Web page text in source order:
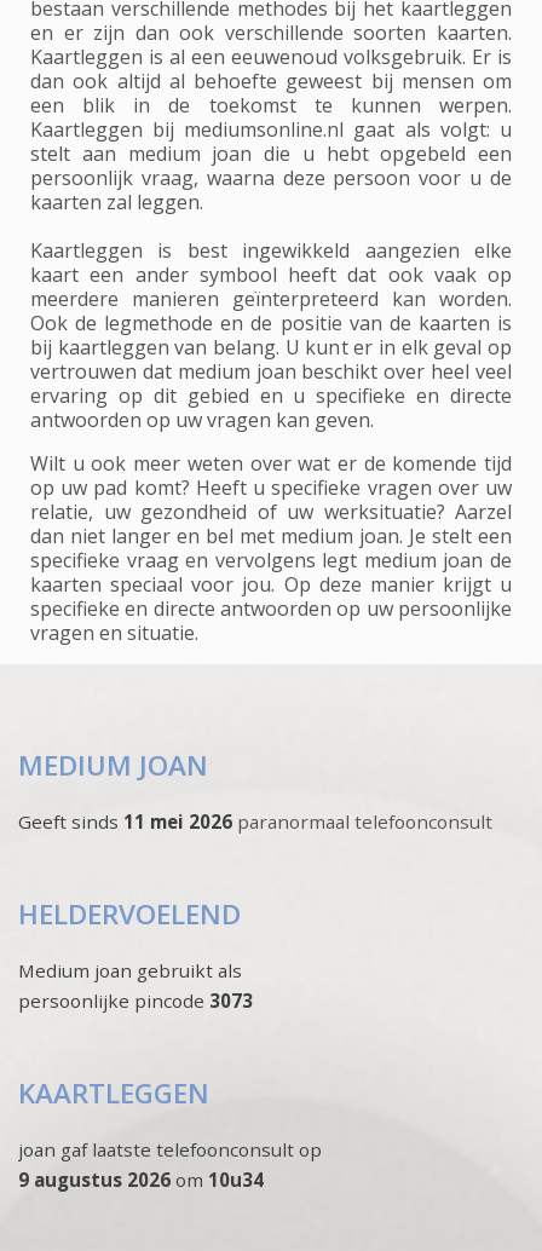
bestaan verschillende methodes bij het kaartleggen
en er zijn dan ook verschillende soorten kaarten.
Kaartleggen is al een eeuwenoud volksgebruik. Er is
dan ook altijd al behoefte geweest bij mensen om
een blik in de toekomst te kunnen werpen.
Kaartleggen bij mediumsonline.nl gaat als volgt: u
stelt aan medium joan die u hebt opgebeld een
persoonlijk vraag, waarna deze persoon voor u de
kaarten zal leggen.
Kaartleggen is best ingewikkeld aangezien elke
kaart een ander symbool heeft dat ook vaak op
meerdere manieren geïnterpreteerd kan worden.
Ook de legmethode en de positie van de kaarten is
bij kaartleggen van belang. U kunt er in elk geval op
vertrouwen dat medium joan beschikt over heel veel
ervaring op dit gebied en u specifieke en directe
antwoorden op uw vragen kan geven.
Wilt u ook meer weten over wat er de komende tijd
op uw pad komt? Heeft u specifieke vragen over uw
relatie, uw gezondheid of uw werksituatie? Aarzel
dan niet langer en bel met medium joan. Je stelt een
specifieke vraag en vervolgens legt medium joan de
kaarten speciaal voor jou. Op deze manier krijgt u
specifieke en directe antwoorden op uw persoonlijke
vragen en situatie.
MEDIUM JOAN
Geeft sinds 11 mei 2026 paranormaal telefoonconsult
HELDERVOELEND
Medium joan gebruikt als
persoonlijke pincode 3073
KAARTLEGGEN
joan gaf laatste telefoonconsult op
9 augustus 2026 om 10u34